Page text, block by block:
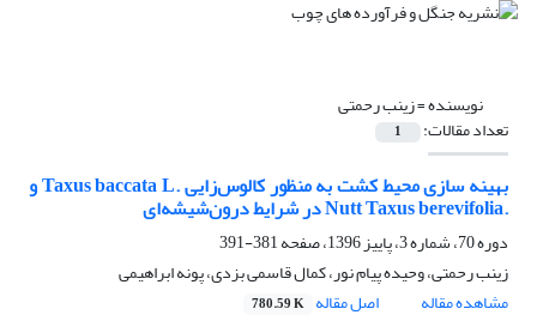
نویسنده =زینب رحمتی
تعداد مقالات: 1
بهینه سازی محیط کشت به منظور کالوس‌زایی .Taxus baccata L و
.Nutt Taxus berevifolia در شرایط درون‌شیشه‌ای
دوره 70، شماره 3، پاییز 1396، صفحه
381-391
زینب رحمتی، وحیده پیام نور، کمال قاسمی بزدی، پونه ابراهیمی
مشاهده مقاله
اصل مقاله 780.59 K